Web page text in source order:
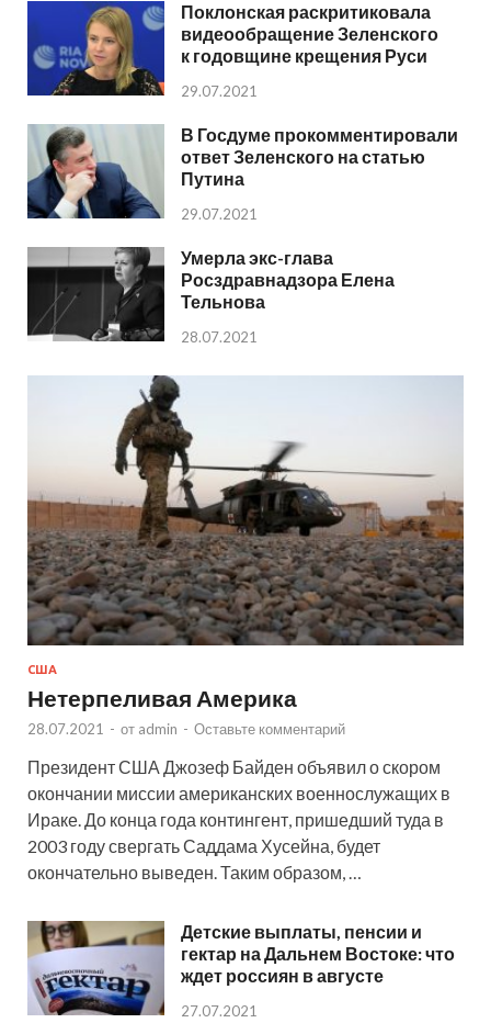
Поклонская раскритиковала
видеообращение Зеленского
к годовщине крещения Руси
29.07.2021
В Госдуме прокомментировали
ответ Зеленского на статью
Путина
29.07.2021
Умерла экс-глава
Росздравнадзора Елена
Тельнова
28.07.2021
США
Нетерпеливая Америка
28.07.2021 - от admin - Оставьте комментарий
Президент США Джозеф Байден объявил о скором
окончании миссии американских военнослужащих в
Ираке. До конца года контингент, пришедший туда в
2003 году свергать Саддама Хусейна, будет
окончательно выведен. Таким образом, …
Детские выплаты, пенсии и
гектар на Дальнем Востоке: что
ждет россиян в августе
27.07.2021